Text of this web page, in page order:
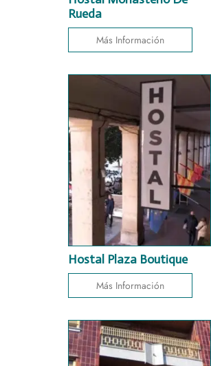
Rueda
Más Información
Hostal Plaza Boutique
Más Información